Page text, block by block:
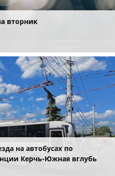
вторник
на автобусах по
Керчь-Южная вглубь